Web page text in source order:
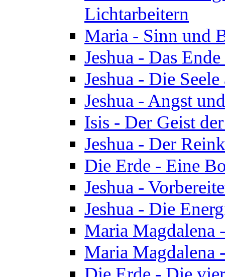
Lichtarbeitern
Maria - Sinn und
Jeshua - Das
Jeshua - Die
Jeshua - Angst
Isis - Der Geist
Jeshua - Der
Die Erde - Eine
Jeshua -
Jeshua - Die
Maria Magdalena
Maria Magdalena